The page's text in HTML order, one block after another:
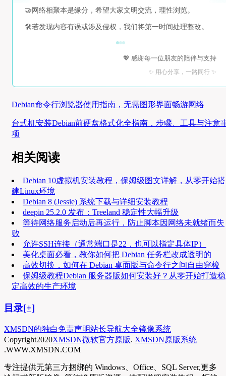
🤝 网络相聚本是缘分，希望大家文明交流，理性浏览。
🛠️若发现内容有误或涉及侵权，我们将第一时间处理整改。
💖 感谢每一位朋友的陪伴与支持
✨ 用心分享，一路同行 ✨
Debian命令行浏览器使用指南，无需图形界面畅游网络
台式机安装Debian前硬盘格式化全指南，步骤、工具与注意
项
相关阅读
Debian 10虚拟机安装教程，保姆级图文详解，从零开始搭
建Linux环境
Debian 8 (Jessie) 系统下载与详细安装教程
deepin 25.2.0 发布：Treeland 稳定性大幅升级
等待网络服务启动后再运行，防止脚本因网络未就绪而失
败
允许SSH连接（通常端口是22，也可以指定具体IP）
美化桌面必看，教你如何把 Debian 任务栏改成透明的
高效切换，如何在 Debian 桌面版与命令行之间自由穿梭
保姆级教程Debian 服务器版如何安装好？从零开始打造稳
定高效的生产环境
目录[+]
XMSDN的独白免责声明站长导航大全镜像系统
Copyright2020XMSDN微软官方原版. XMSDN原版系统
.WWW.XMSDN.COM
专注提供无第三方捆绑的 Windows、Office、SQL Server,更多